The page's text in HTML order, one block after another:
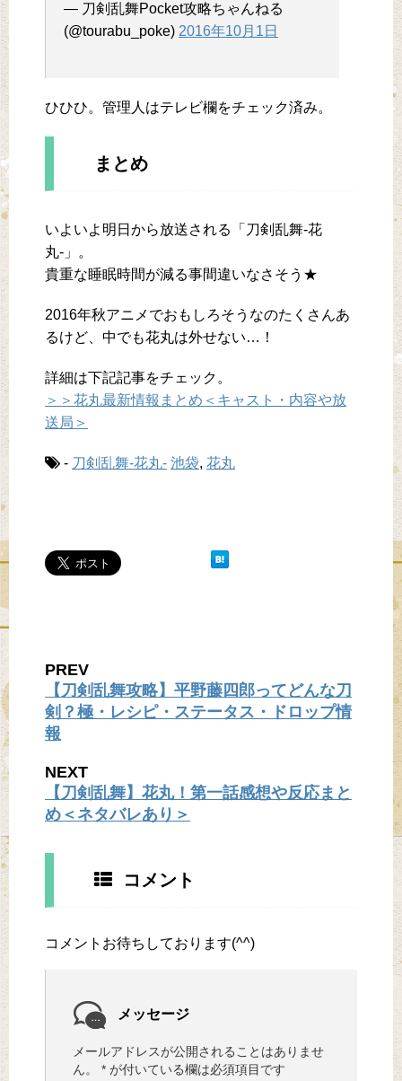
— 刀剣乱舞Pocket攻略ちゃんねる
(@tourabu_poke) 2016年10月1日
ひひひ。管理人はテレビ欄をチェック済み。
まとめ
いよいよ明日から放送される「刀剣乱舞-花
丸-」。
貴重な睡眠時間が減る事間違いなさそう★
2016年秋アニメでおもしろそうなのたくさんあ
るけど、中でも花丸は外せない…！
詳細は下記記事をチェック。
＞＞花丸最新情報まとめ＜キャスト・内容や放
送局＞
- 刀剣乱舞-花丸- 池袋, 花丸
PREV
【刀剣乱舞攻略】平野藤四郎ってどんな刀
剣？極・レシピ・ステータス・ドロップ情
報
NEXT
【刀剣乱舞】花丸！第一話感想や反応まと
め＜ネタバレあり＞
コメント
コメントお待ちしております(^^)
メッセージ
メールアドレスが公開されることはありませ
ん。
* が付いている欄は必須項目です